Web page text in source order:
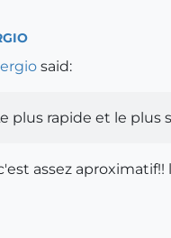
said:
plus rapide et le plus
assez aproximatif!!